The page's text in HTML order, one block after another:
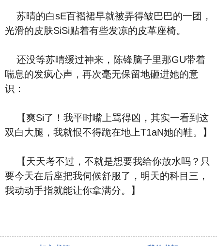
苏晴的白sE百褶裙早就被弄得皱巴巴的一团，
光滑的皮肤SiSi贴着有些发凉的皮革座椅。
还没等苏晴缓过神来，陈锋脑子里那GU带着
喘息的发疯心声，再次毫无保留地砸进她的意
识：
【爽Si了！我平时嘴上骂得凶，其实一看到这
双白大腿，我就恨不得跪在地上T1aN她的鞋。】
【天天考不过，不就是想要我给你放水吗？只
要今天在后座把我伺候舒服了，明天的科目三，
我动动手指就能让你拿满分。】